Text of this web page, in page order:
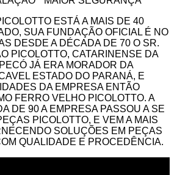
ESTÁ A MAIS DE 40
SUA FUNDAÇÃO OFICIAL É NO
DESDE A DÉCADA DE 70 O SR.
PICOLOTTO, CATARINENSE DA
JÁ ERA MORADOR DA
ESTADO DO PARANÁ, E
DA EMPRESA ENTÃO
FERRO VELHO PICOLOTTO. A
DE 90 A EMPRESA PASSOU A SE
PICOLOTTO, E VEM A MAIS
SOLUÇÕES EM PEÇAS
QUALIDADE E PROCEDÊNCIA.